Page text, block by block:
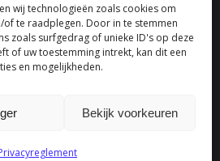
wij technologieën zoals cookies om
te raadplegen. Door in te stemmen
zoals surfgedrag of unieke ID's op deze
of uw toestemming intrekt, kan dit een
en mogelijkheden.
Bekijk voorkeuren